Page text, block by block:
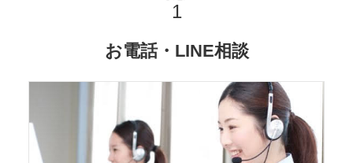
お電話・LINE相談